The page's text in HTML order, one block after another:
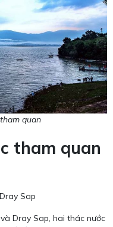
quan
tham quan
Sap
Dray Sap, hai thác nước